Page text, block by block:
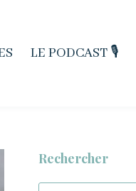
LE PODCAST 🎙️
Rechercher